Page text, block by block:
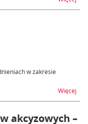
w zakresie
Więcej
akcyzowych –